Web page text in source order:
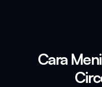
Cara